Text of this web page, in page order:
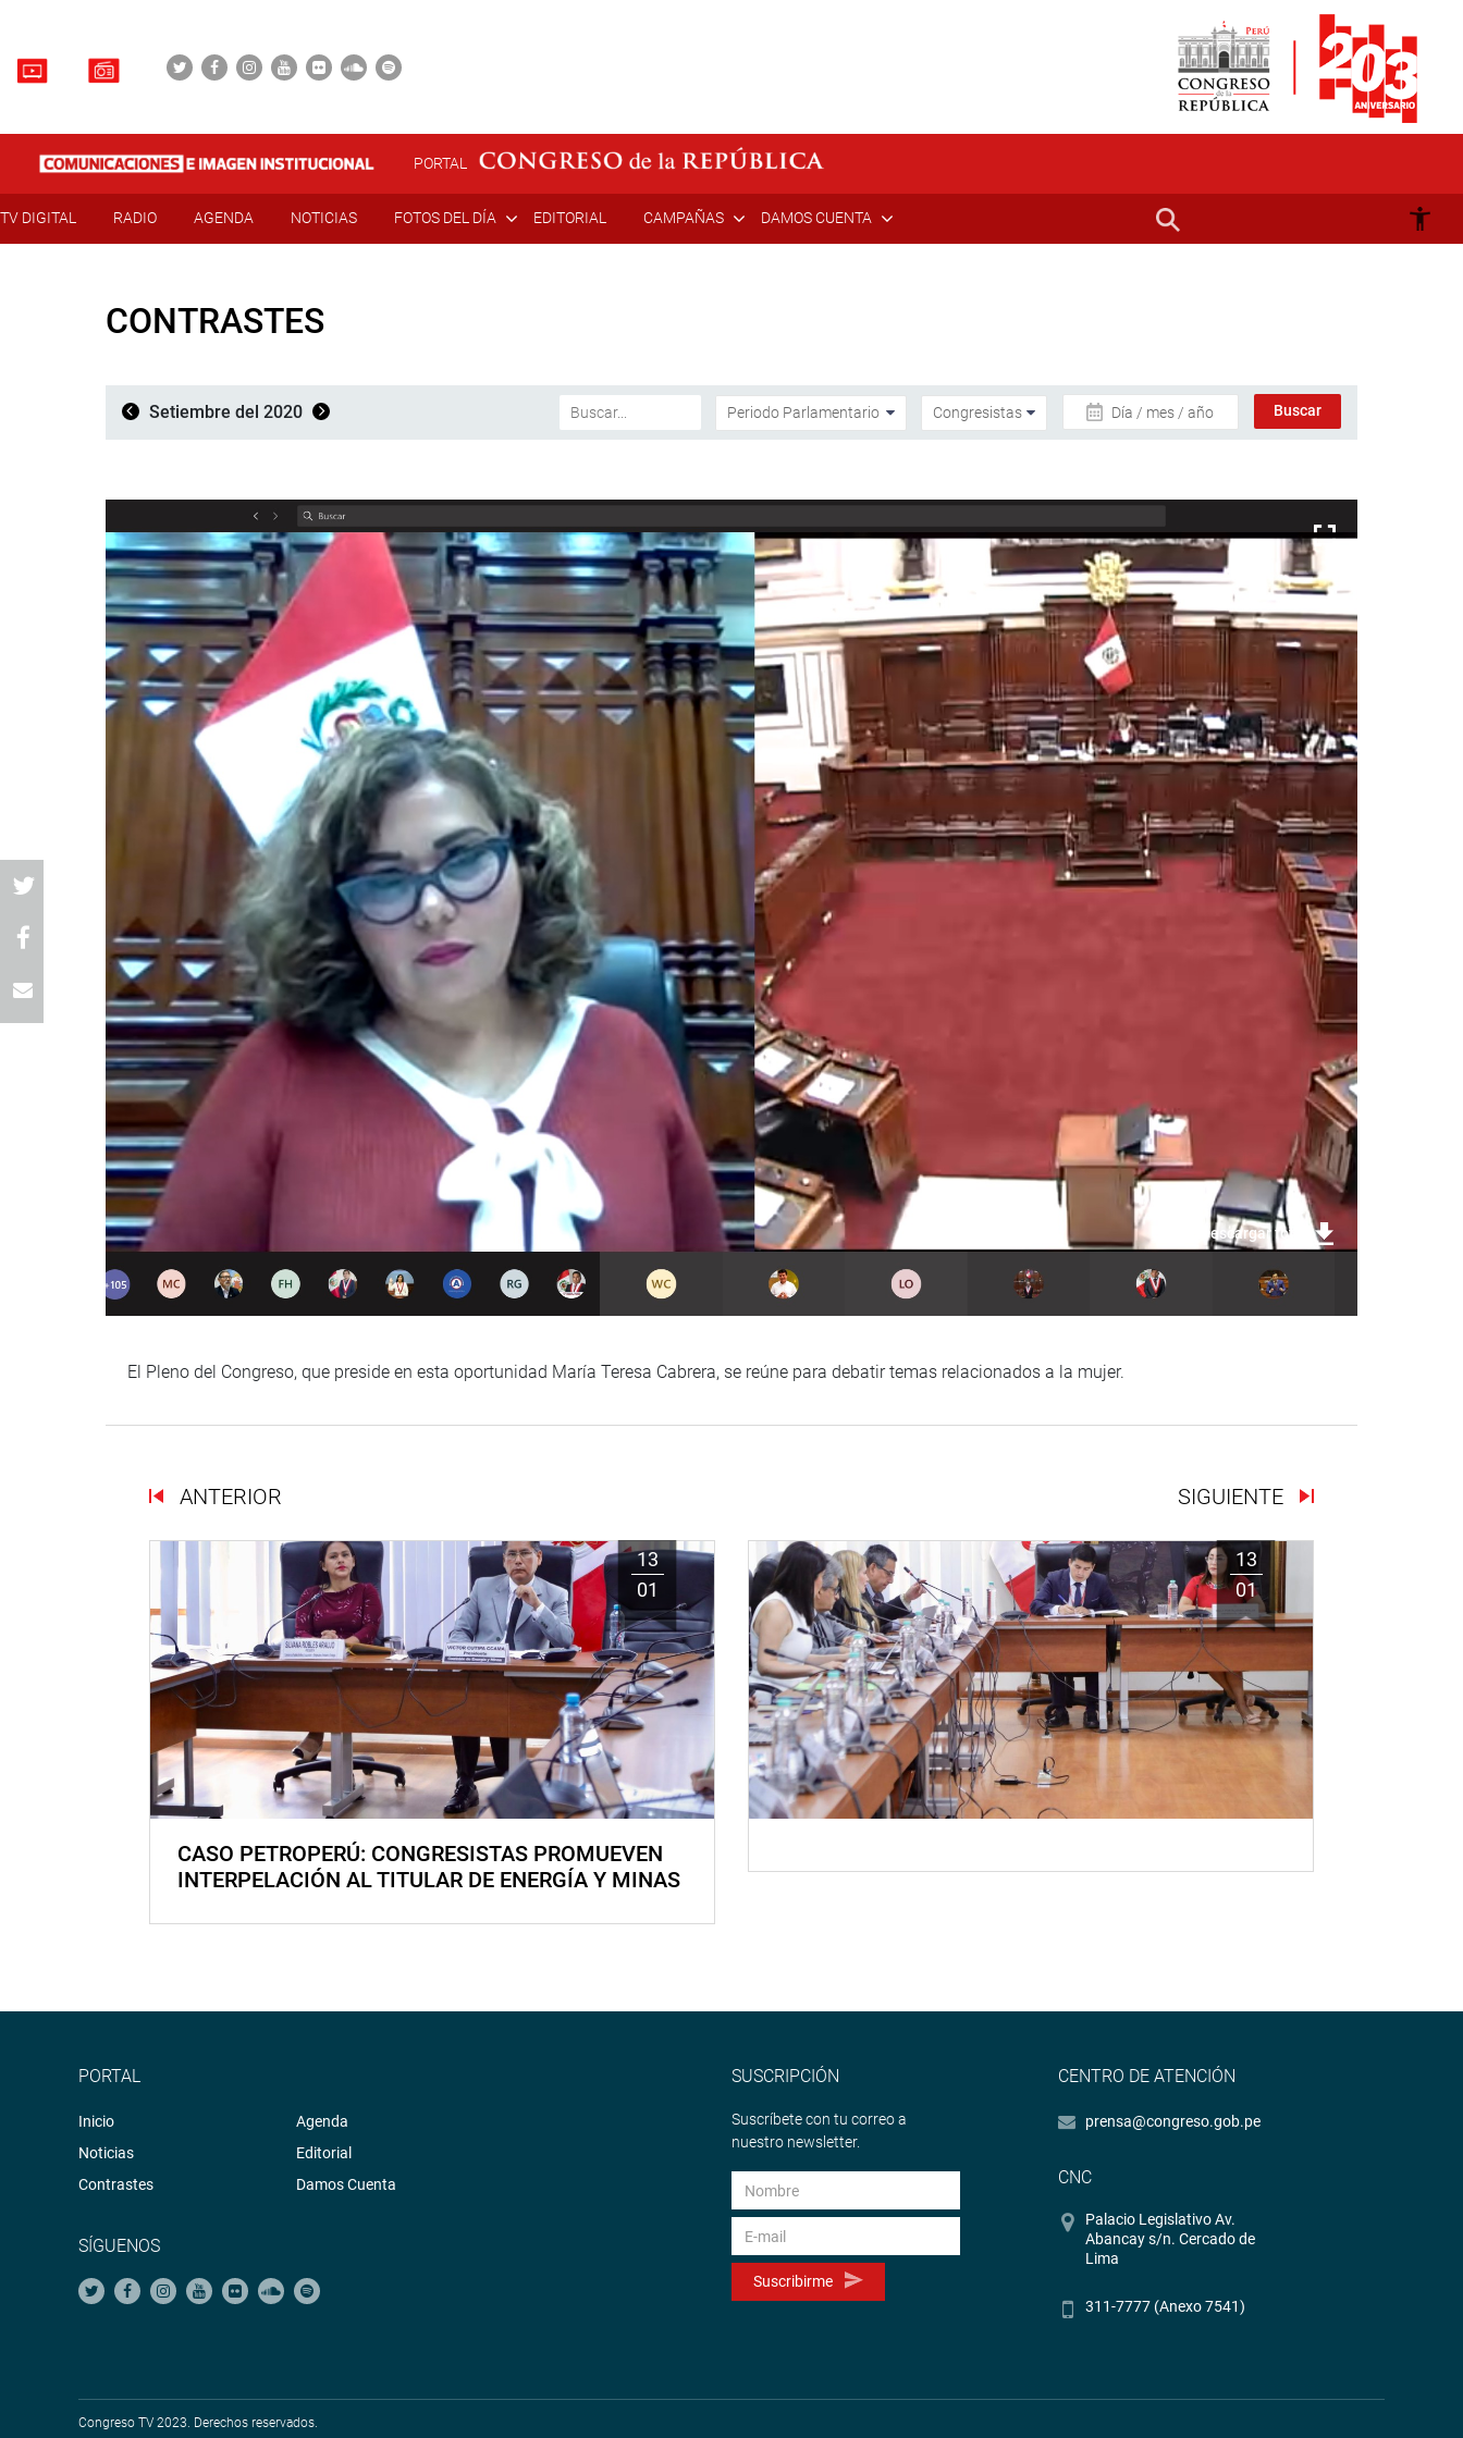
PORTAL
TV DIGITAL RADIO AGENDA NOTICIAS FOTOS DEL DÍA EDITORIAL CAMPAÑAS DAMOS CUENTA
CONTRASTES
Setiembre del 2020 Día / mes / año
Descargar foto
El Pleno del Congreso, que preside en esta oportunidad María Teresa Cabrera, se reúne para debatir temas relacionados a la mujer.
ANTERIOR SIGUIENTE
13
01
CASO PETROPERÚ: CONGRESISTAS PROMUEVEN
INTERPELACIÓN AL TITULAR DE ENERGÍA Y MINAS
13
01
PORTAL
Inicio
Noticias
Contrastes
Agenda
Editorial
Damos Cuenta
SÍGUENOS
SUSCRIPCIÓN
Suscríbete con tu correo a
nuestro newsletter.
Suscribirme
CENTRO DE ATENCIÓN
prensa@congreso.gob.pe
CNC
Palacio Legislativo Av.
Abancay s/n. Cercado de
Lima
311-7777 (Anexo 7541)
Congreso TV 2023. Derechos reservados.